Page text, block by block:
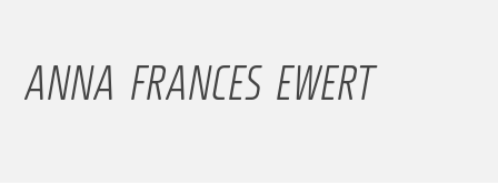
ANNA FRANCES EWERT